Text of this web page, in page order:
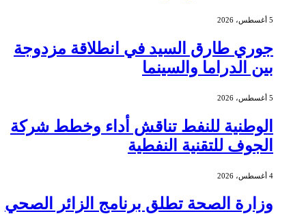
جوري طارق السيد في انطلاقة مزدوجة
بين الدراما والسينما
الوطنية للنفط تناقش أداء وخطط شركة
الجوف للتقنية النفطية
وزارة الصحة تطلق برنامج الزائر الصحي